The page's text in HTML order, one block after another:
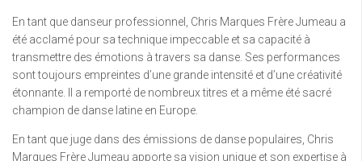
En tant que danseur professionnel, Chris Marques Frère Jumeau a
été acclamé pour sa technique impeccable et sa capacité à
transmettre des émotions à travers sa danse. Ses performances
sont toujours empreintes d’une grande intensité et d’une créativité
étonnante. Il a remporté de nombreux titres et a même été sacré
champion de danse latine en Europe.
En tant que juge dans des émissions de danse populaires, Chris
Marques Frère Jumeau apporte sa vision unique et son expertise à